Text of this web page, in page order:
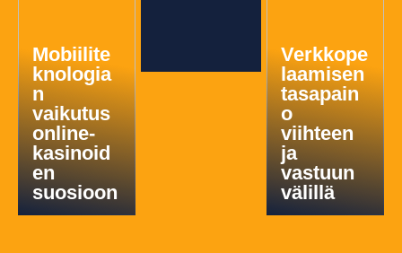
Mobiilite
knologia
n
vaikutus
online-
kasinoid
en
suosioon
Verkkope
laamisen
tasapain
o
viihteen
ja
vastuun
välillä